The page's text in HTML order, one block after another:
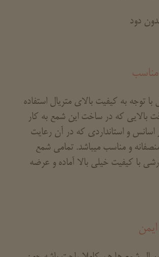
دود
توجه به کیفیت بالای متریال استفاده
بالایی که در ساخت این شمع به کار
اسانس و استانداردی که در آن رعایت
و مناسب میباشد. تمامی شمع
با کیفیت خیلی بالا آماده و عرضه